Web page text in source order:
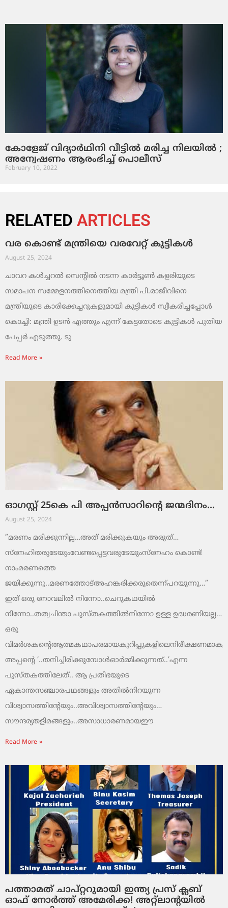
കോളേജ് വിദ്യാര്‍ഥിനി വീട്ടില്‍ മരിച്ച നിലയില്‍ ;
അന്വേഷണം ആരംഭിച്ച് പൊലീസ്
February 10, 2022
RELATED ARTICLES
വര കൊണ്ട് മന്ത്രിയെ വരവേറ്റ് കുട്ടികൾ
August 25, 2024
ചാവറ കൾച്ചറൽ സെന്റിൽ നടന്ന കാർട്ടൂൺ കളരിയുടെ
സമാപന സമ്മേളനത്തിനെത്തിയ മന്ത്രി പി.രാജീവിനെ
മന്ത്രിയുടെ കാരിക്കേച്ചറുകളുമായി കുട്ടികൾ സ്വീകരിച്ചപ്പോൾ
കൊച്ചി: മന്ത്രി ഉടൻ എത്തും എന്ന് കേട്ടതോടെ കുട്ടികൾ പുതിയ
പേപ്പർ എടുത്തു. ടു
Read More »
ഓഗസ്റ്റ് 25കെ പി അപ്പൻസാറിന്റെ ജന്മദിനം…
August 25, 2024
”മരണം മരിക്കുന്നില്ല…അത് മരിക്കുകയും അരുത്…
സ്‌നേഹിതരുടേയുംവേണ്ടപ്പെട്ടവരുടേയുംസ്‌നേഹം കൊണ്ട്
നാംമരണത്തെ
ജയിക്കുന്നു..മരണത്തോട്അഹങ്കരിക്കരുതെന്ന്പറയുന്നു…”
ഇത് ഒരു നോവലില്‍ നിന്നോ..ചെറുകഥയില്‍
നിന്നോ..തത്വചിന്താ പുസ്തകത്തില്‍നിന്നോ ഉള്ള ഉദ്ധരണിയല്ല…
ഒരു
അപ്പന്റെ ‘..തനിച്ചിരിക്കുമ്പോള്‍ഓര്‍മ്മിക്കുന്നത്..’എന്ന
പുസ്തകത്തിലേത്.. ആ പ്രതിഭയുടെ
ഏകാന്തസഞ്ചാരപഥങ്ങളും അതില്‍നിറയുന്ന
വിശ്വാസത്തിന്റേയും..അവിശ്വാസത്തിന്റേയും…
സൗന്ദര്യതളിമങ്ങളും..അസാധാരണമായഈ
Read More »
പത്താമത് ചാപ്റ്ററുമായി ഇന്ത്യ പ്രസ് ക്ലബ്
ഓഫ് നോർത്ത് അമേരിക്ക! അറ്റ്ലാന്റയിൽ